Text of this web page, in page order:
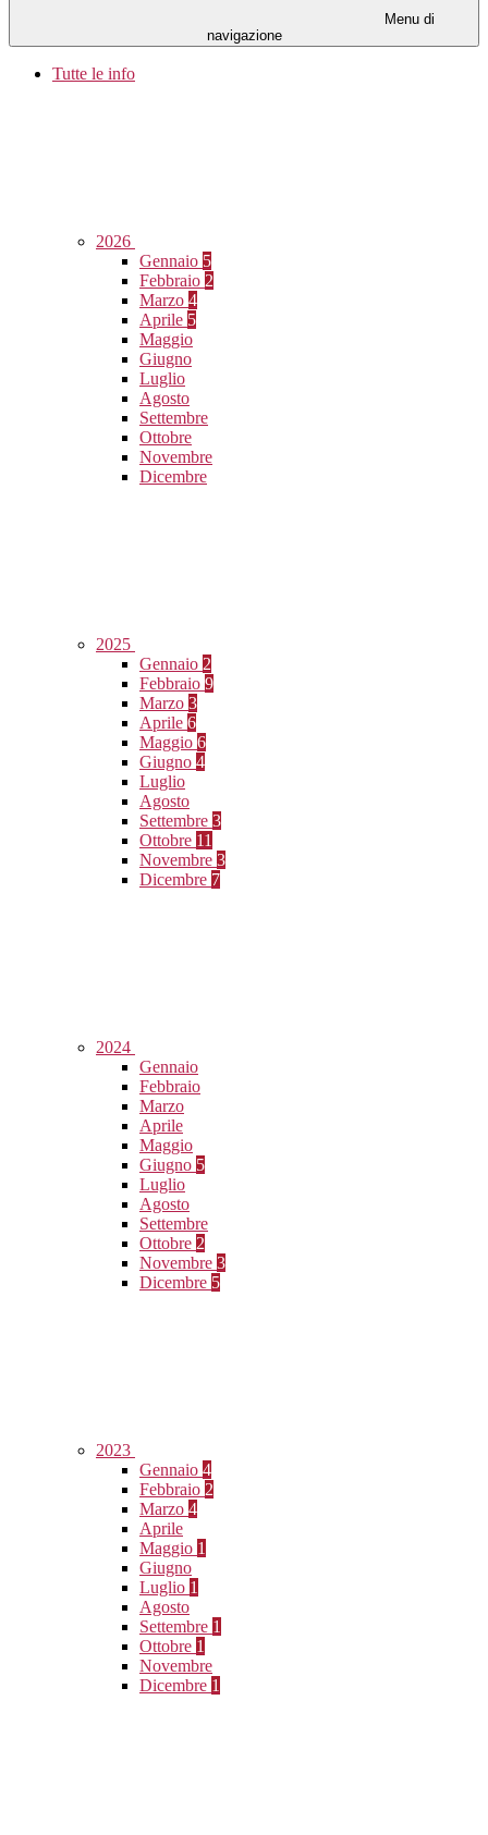
Menu di
navigazione
Tutte le info
2026
Gennaio 5
Febbraio 2
Marzo 4
Aprile 5
Maggio
Giugno
Luglio
Agosto
Settembre
Ottobre
Novembre
Dicembre
2025
Gennaio 2
Febbraio 9
Marzo 3
Aprile 6
Maggio 6
Giugno 4
Luglio
Agosto
Settembre 3
Ottobre 11
Novembre 3
Dicembre 7
2024
Gennaio
Febbraio
Marzo
Aprile
Maggio
Giugno 5
Luglio
Agosto
Settembre
Ottobre 2
Novembre 3
Dicembre 5
2023
Gennaio 4
Febbraio 2
Marzo 4
Aprile
Maggio 1
Giugno
Luglio 1
Agosto
Settembre 1
Ottobre 1
Novembre
Dicembre 1